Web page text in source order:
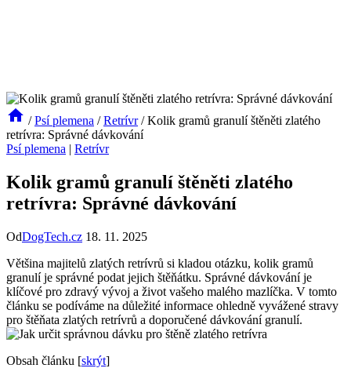
/ Psí plemena / Retrívr / Kolik gramů granulí štěněti zlatého
retrívra: Správné dávkování
Psí plemena | Retrívr
Kolik gramů granulí štěněti zlatého
retrívra: Správné dávkování
OdDogTech.cz 18. 11. 2025
Většina majitelů zlatých retrívrů si kladou otázku, kolik gramů
granulí je správné podat jejich štěňátku. Správné dávkování je
klíčové pro zdravý vývoj a život vašeho malého mazlíčka. V tomto
článku se podíváme na důležité informace ohledně vyvážené stravy
pro štěňata zlatých retrívrů a doporučené dávkování granulí.
Obsah článku [skrýt]